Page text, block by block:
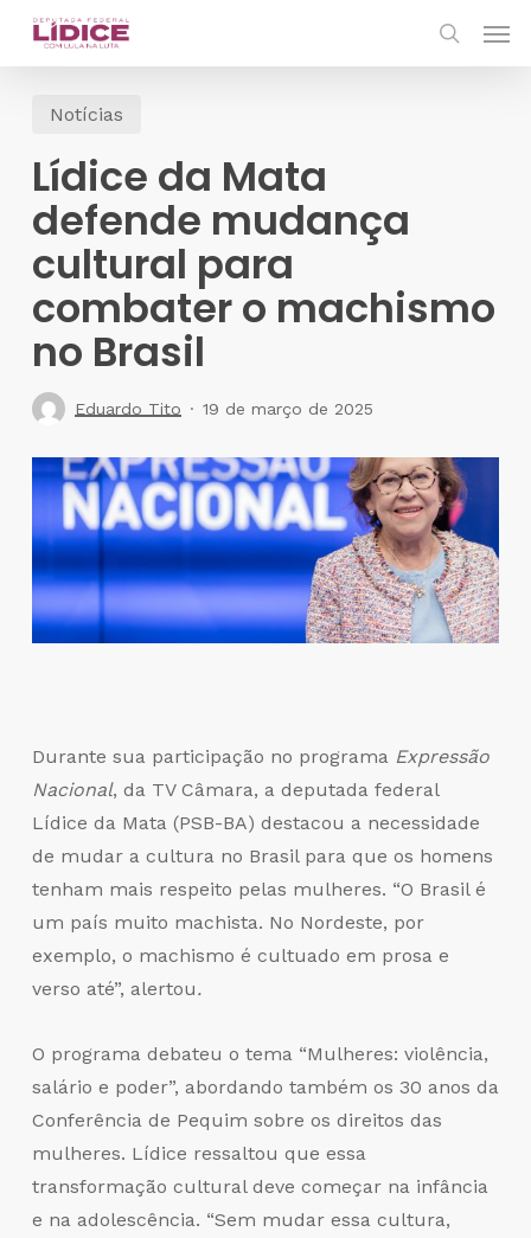
Skip
contentNotícias
Lídice da Mata
defende mudança
cultural para
combater o machismo
no Brasil
Eduardo Tito 19 de março de 2025
Durante sua participação no programa Expressão
Nacional, da TV Câmara, a deputada federal
Lídice da Mata (PSB-BA) destacou a necessidade
de mudar a cultura no Brasil para que os homens
tenham mais respeito pelas mulheres. “O Brasil é
um país muito machista. No Nordeste, por
exemplo, o machismo é cultuado em prosa e
verso até”, alertou.
O programa debateu o tema “Mulheres: violência,
salário e poder”, abordando também os 30 anos da
Conferência de Pequim sobre os direitos das
mulheres. Lídice ressaltou que essa
transformação cultural deve começar na infância
e na adolescência. “Sem mudar essa cultura,